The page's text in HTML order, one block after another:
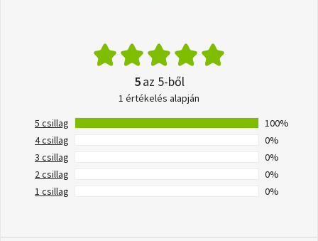
5az 5-ből
1 értékelés alapján
5 csillag
100%
4 csillag
0%
3 csillag
0%
2 csillag
0%
1 csillag
0%